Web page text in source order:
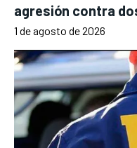
agresión contra
1 de agosto de 2026